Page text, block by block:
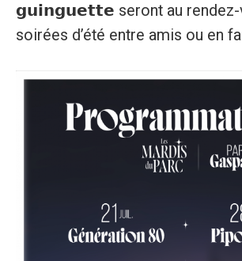
𝗴𝘂𝗶𝗻𝗴𝘂𝗲𝘁𝘁𝗲 seront au
soirées d’été entre amis ou en